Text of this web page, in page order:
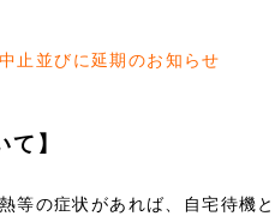
止並びに延期のお知らせ
】
等の症状があれば、自宅待機と